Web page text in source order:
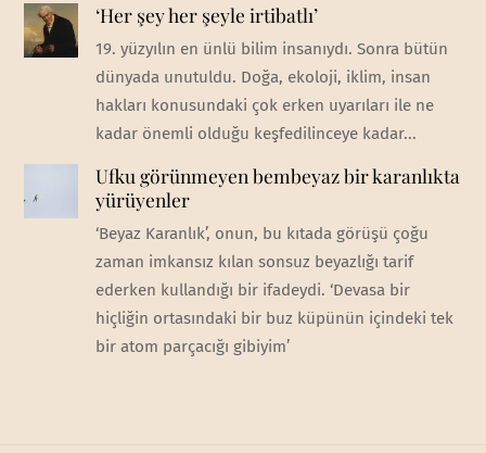
‘Her şey her şeyle irtibatlı’
19. yüzyılın en ünlü bilim insanıydı. Sonra bütün
dünyada unutuldu. Doğa, ekoloji, iklim, insan
hakları konusundaki çok erken uyarıları ile ne
kadar önemli olduğu keşfedilinceye kadar...
Ufku görünmeyen bembeyaz bir karanlıkta
yürüyenler
‘Beyaz Karanlık’, onun, bu kıtada görüşü çoğu
zaman imkansız kılan sonsuz beyazlığı tarif
ederken kullandığı bir ifadeydi. ‘Devasa bir
hiçliğin ortasındaki bir buz küpünün içindeki tek
bir atom parçacığı gibiyim’